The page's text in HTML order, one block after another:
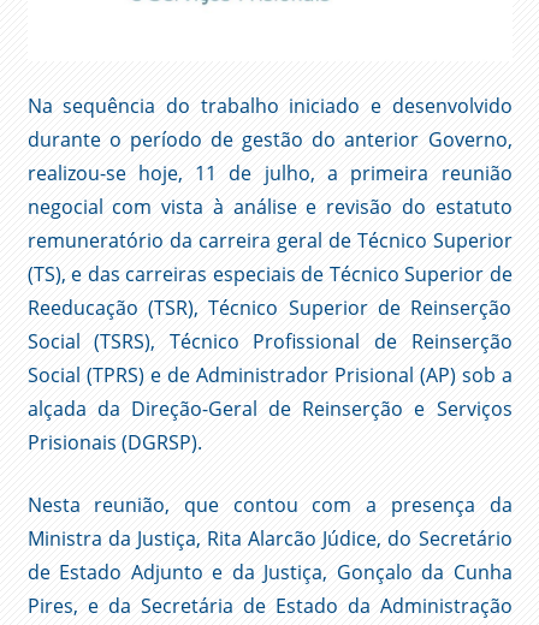
Na sequência do trabalho iniciado e desenvolvido
durante o período de gestão do anterior Governo,
realizou-se hoje, 11 de julho, a primeira reunião
negocial com vista à análise e revisão do estatuto
remuneratório da carreira geral de Técnico Superior
(TS), e das carreiras especiais de Técnico Superior de
Reeducação (TSR), Técnico Superior de Reinserção
Social (TSRS), Técnico Profissional de Reinserção
Social (TPRS) e de Administrador Prisional (AP) sob a
alçada da Direção-Geral de Reinserção e Serviços
Prisionais (DGRSP).
Nesta reunião, que contou com a presença da
Ministra da Justiça, Rita Alarcão Júdice, do Secretário
de Estado Adjunto e da Justiça, Gonçalo da Cunha
Pires, e da Secretária de Estado da Administração